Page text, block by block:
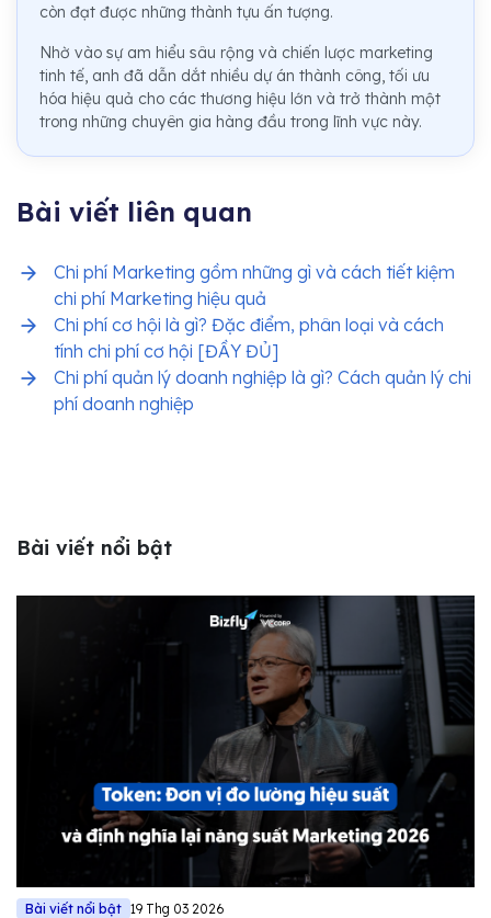
còn đạt được những thành tựu ấn tượng.
Nhờ vào sự am hiểu sâu rộng và chiến lược marketing
tinh tế, anh đã dẫn dắt nhiều dự án thành công, tối ưu
hóa hiệu quả cho các thương hiệu lớn và trở thành một
trong những chuyên gia hàng đầu trong lĩnh vực này.
Bài viết liên quan
Chi phí Marketing gồm những gì và cách tiết kiệm
chi phí Marketing hiệu quả
Chi phí cơ hội là gì? Đặc điểm, phân loại và cách
tính chi phí cơ hội [ĐẦY ĐỦ]
Chi phí quản lý doanh nghiệp là gì? Cách quản lý chi
phí doanh nghiệp
Bài viết nổi bật
Bài viết nổi bật 19 Thg 03 2026